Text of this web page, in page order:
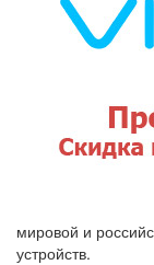
мировой и
устройств.